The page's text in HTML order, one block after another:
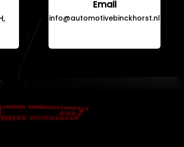
Email
info@automotivebinckhorst.nl